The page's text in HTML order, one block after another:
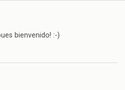
bienvenido! :-)